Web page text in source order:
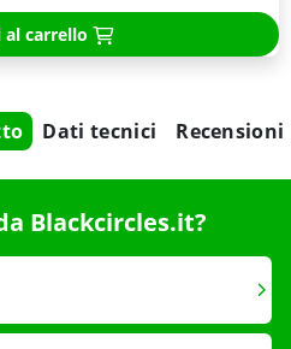
al carrello
Dati tecnici Recensioni
Blackcircles.it?